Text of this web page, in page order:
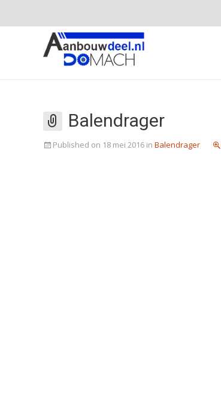
Balendrager
Published on 18 mei 2016 in Balendrager